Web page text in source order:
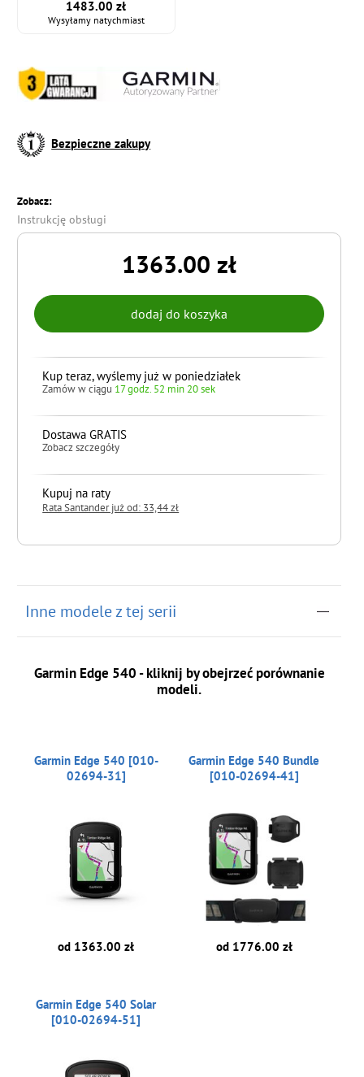
1483.00 zł
Wysyłamy natychmiast
Bezpieczne zakupy
Zobacz:
Instrukcję obsługi
1363.00 zł
Kup teraz, wyślemy już w poniedziałek
Zamów w ciągu 17 godz. 52 min 19 sek
Dostawa GRATIS
Zobacz szczegóły
Kupuj na raty
Rata Santander już od: 33,44 zł
Inne modele z tej serii
Garmin Edge 540 - kliknij by obejrzeć porównanie
modeli.
Garmin Edge 540 [010-
02694-31]
od 1363.00 zł
Garmin Edge 540 Bundle
[010-02694-41]
od 1776.00 zł
Garmin Edge 540 Solar
[010-02694-51]